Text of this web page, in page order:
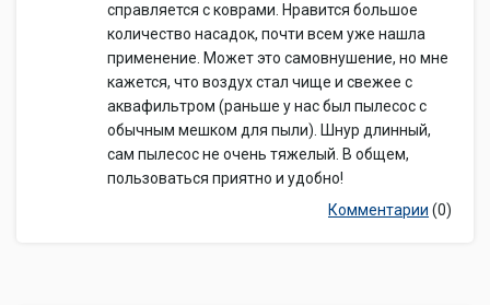
справляется с коврами. Нравится большое
количество насадок, почти всем уже нашла
применение. Может это самовнушение, но мне
кажется, что воздух стал чище и свежее с
аквафильтром (раньше у нас был пылесос с
обычным мешком для пыли). Шнур длинный,
сам пылесос не очень тяжелый. В общем,
пользоваться приятно и удобно!
Комментарии (0)